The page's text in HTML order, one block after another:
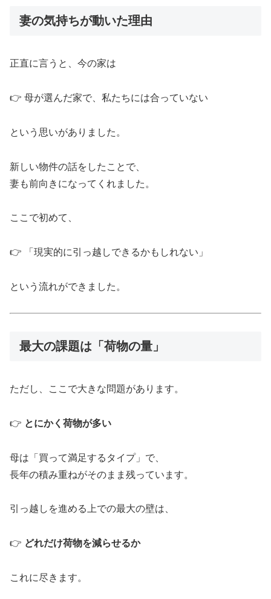
妻の気持ちが動いた理由
正直に言うと、今の家は
👉 母が選んだ家で、私たちには合っていない
という思いがありました。
新しい物件の話をしたことで、
妻も前向きになってくれました。
ここで初めて、
👉 「現実的に引っ越しできるかもしれない」
という流れができました。
最大の課題は「荷物の量」
ただし、ここで大きな問題があります。
👉 とにかく荷物が多い
母は「買って満足するタイプ」で、
長年の積み重ねがそのまま残っています。
引っ越しを進める上での最大の壁は、
👉 どれだけ荷物を減らせるか
これに尽きます。